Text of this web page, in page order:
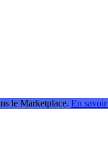
le Marketplace. En